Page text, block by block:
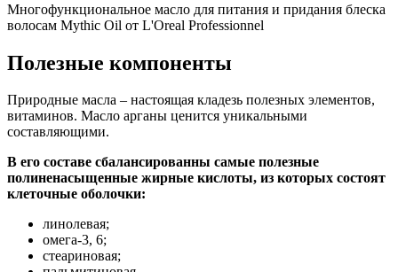
Многофункциональное масло для питания и придания блеска
волосам Mythic Oil от L'Oreal Professionnel
Полезные компоненты
Природные масла – настоящая кладезь полезных элементов,
витаминов. Масло арганы ценится уникальными
составляющими.
В его составе сбалансированны самые полезные
полиненасыщенные жирные кислоты, из которых состоят
клеточные оболочки:
линолевая;
омега-3, 6;
стеариновая;